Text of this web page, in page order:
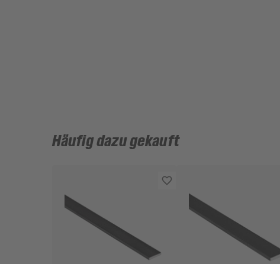
Häufig dazu gekauft